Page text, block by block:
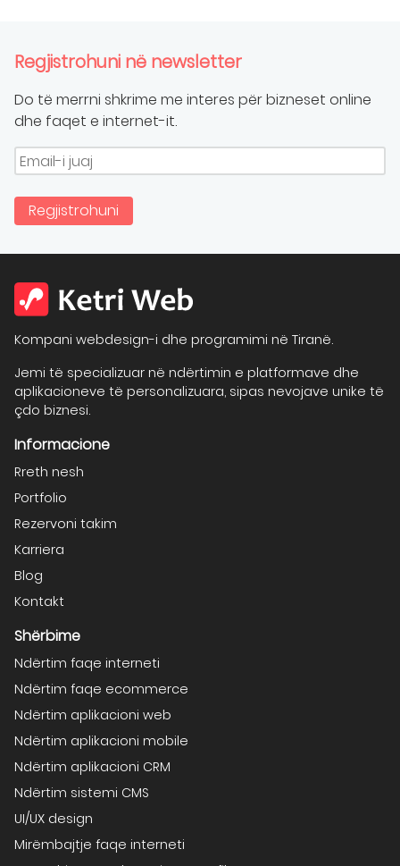
Regjistrohuni në newsletter
Do të merrni shkrime me interes për bizneset online
dhe faqet e internet-it.
Regjistrohuni
Kompani webdesign-i dhe programimi në Tiranë.
Jemi të specializuar në ndërtimin e platformave dhe
aplikacioneve të personalizuara, sipas nevojave unike të
çdo biznesi.
Informacione
Rreth nesh
Portfolio
Rezervoni takim
Karriera
Blog
Kontakt
Shërbime
Ndërtim faqe interneti
Ndërtim faqe ecommerce
Ndërtim aplikacioni web
Ndërtim aplikacioni mobile
Ndërtim aplikacioni CRM
Ndërtim sistemi CMS
UI/UX design
Mirëmbajtje faqe interneti